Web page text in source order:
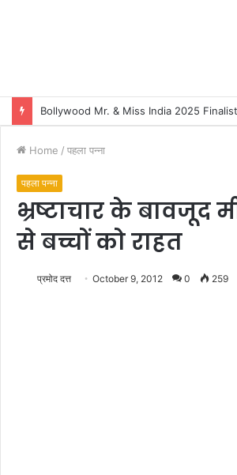
Home / पहला पन्ना
पहला पन्ना
भ्रष्टाचार के बावजूद
से बच्चों को राहत
प्रमोद दत्त October 9, 2012 0 259